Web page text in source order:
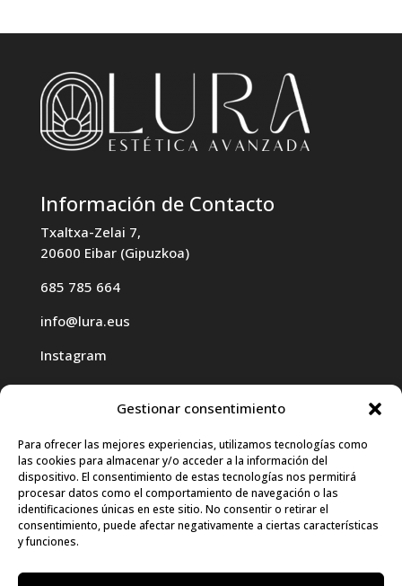
Gestionar consentimiento
Para ofrecer las mejores experiencias, utilizamos tecnologías como
las cookies para almacenar y/o acceder a la información del
dispositivo. El consentimiento de estas tecnologías nos permitirá
procesar datos como el comportamiento de navegación o las
identificaciones únicas en este sitio. No consentir o retirar el
consentimiento, puede afectar negativamente a ciertas características
y funciones.
Información de Contacto
Txaltxa-Zelai 7,
20600 Eibar (Gipuzkoa)
685 785 664
info@lura.eus
Instagram
Haz clic para aceptar cookies de
marketing y permitir este contenido